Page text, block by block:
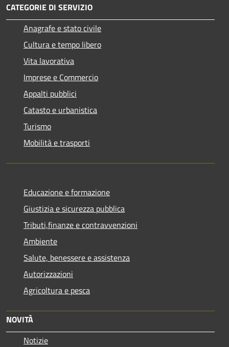
CATEGORIE DI SERVIZIO
Anagrafe e stato civile
Cultura e tempo libero
Vita lavorativa
Imprese e Commercio
Appalti pubblici
Catasto e urbanistica
Turismo
Mobilità e trasporti
Educazione e formazione
Giustizia e sicurezza pubblica
Tributi,finanze e contravvenzioni
Ambiente
Salute, benessere e assistenza
Autorizzazioni
Agricoltura e pesca
NOVITÀ
Notizie